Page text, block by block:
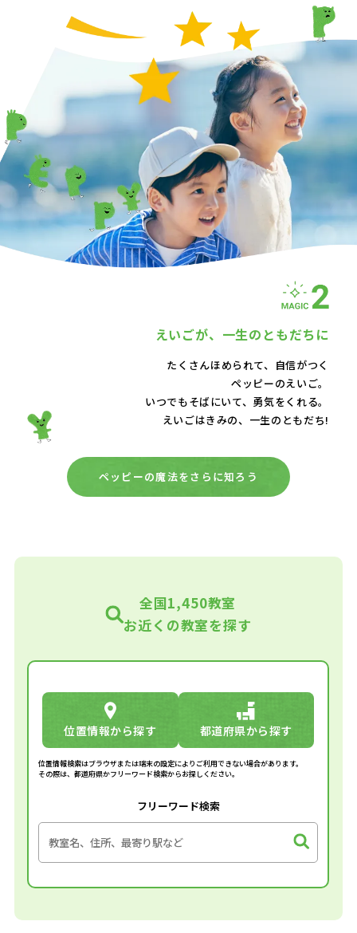
えいごが、 一生のともだちに
たくさんほめられて、自信がつく
ペッピーのえいご。
いつでもそばにいて、 勇気をくれる。
えいごはきみの、一生のともだち!
ペッピーの魔法をさらに知ろう
全国1,450教室
お近くの教室を探す
位置情報から探す 都道府県から探す
位置情報検索はブラウザまたは端末の設定によりご利用できない場合があります。
その際は、都道府県かフリーワード検索からお探しください。
フリーワード検索